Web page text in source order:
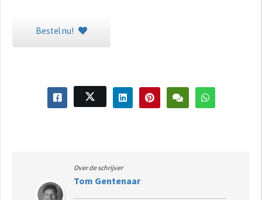
Bestel nu!
Over de schrijver
Tom Gentenaar